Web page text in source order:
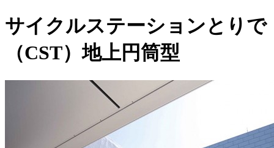
サイクルステーションとりで
（CST）地上円筒型